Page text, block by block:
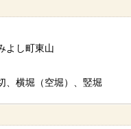
よし町東山
、横堀（空堀）、竪堀